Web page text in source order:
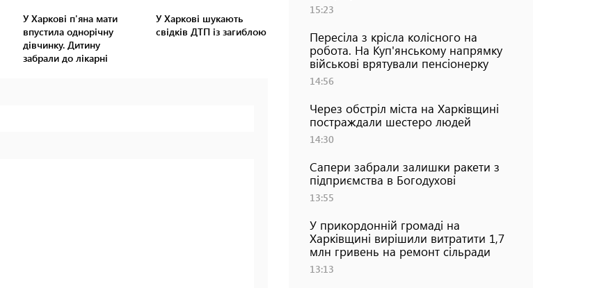
У Харкові п'яна мати
впустила однорічну
дівчинку. Дитину
забрали до лікарні
У Харкові шукають
свідків ДТП із загиблою
15:23
Пересіла з крісла колісного на
робота. На Куп'янському напрямку
військові врятували пенсіонерку
14:56
Через обстріл міста на Харківщині
постраждали шестеро людей
14:30
Сапери забрали залишки ракети з
підприємства в Богодухові
13:55
У прикордонній громаді на
Харківщині вирішили витратити 1,7
млн гривень на ремонт сільради
13:13